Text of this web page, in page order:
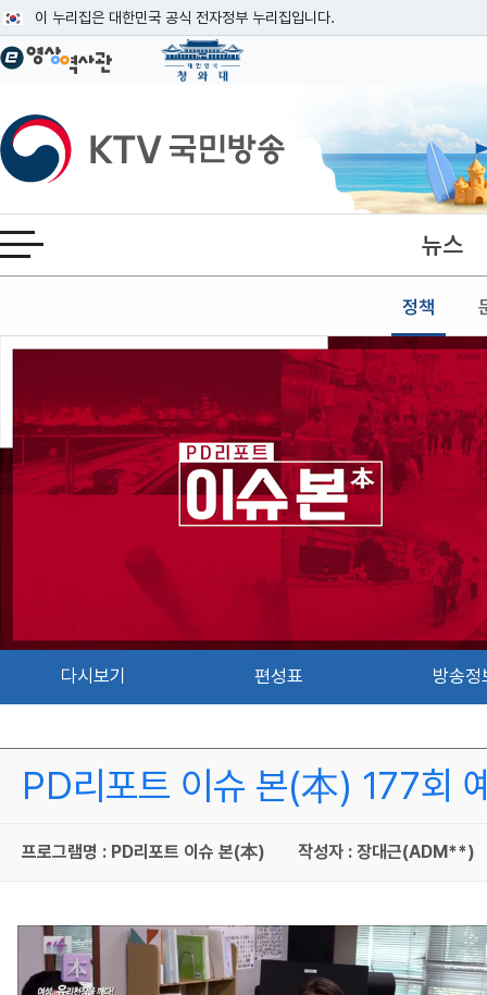
이 누리집은 대한민국 공식 전자정부 누리집입니다.
공식 누리집 주소 확인하기
이밖에 or.kr 또는 .kr등 다른 도메인 주소를 사용하고 있다면 아래 URL에서
운영중인 공식 누리집보기
KTV국민방송
전체메뉴 열기 뉴스
정책
본문
다시보기 편성표 방송정
PD리포트 이슈 본(本) 177회
프로그램명 : PD리포트 이슈 본(本) 작성자 : 장대근(ADM**)